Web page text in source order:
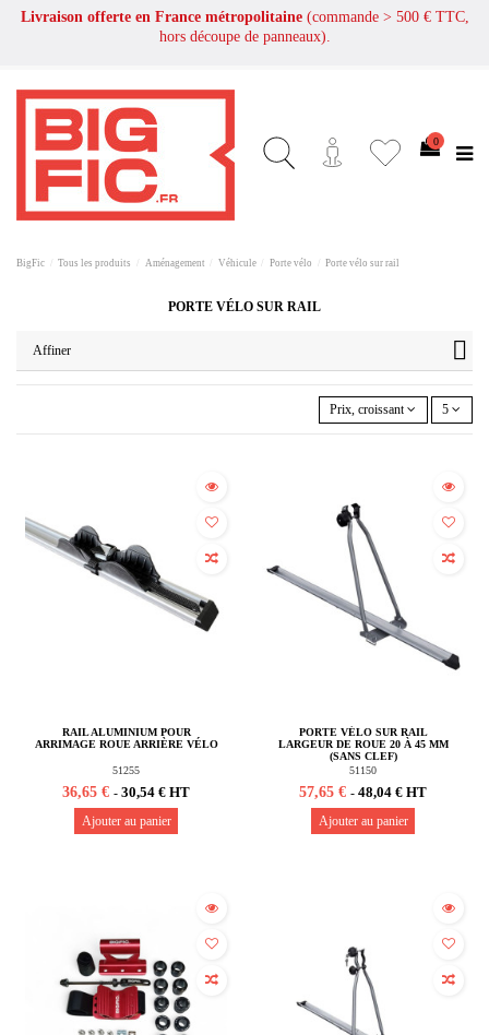
Livraison offerte en France métropolitaine (commande > 500 € TTC,
hors découpe de panneaux).
0
BigFic Tous les produits Aménagement Véhicule Porte vélo Porte vélo sur rail
PORTE VÉLO SUR RAIL
Affiner
Prix, croissant 5
RAIL ALUMINIUM POUR
ARRIMAGE ROUE ARRIÈRE VÉLO
51255
36,65 € - 30,54 € HT
Ajouter au panier
PORTE VÉLO SUR RAIL
LARGEUR DE ROUE 20 À 45 MM
(SANS CLEF)
51150
57,65 € - 48,04 € HT
Ajouter au panier